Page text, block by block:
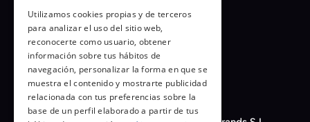
Términos y condiciones
Aviso legal
Política de privacidad
Cookies
Utilizamos cookies propias y de terceros
para analizar el uso del sitio web,
reconocerte como usuario, obtener
información sobre tus hábitos de
navegación, personalizar la forma en que se
muestra el contenido y mostrarte publicidad
relacionada con tus preferencias sobre la
base de un perfil elaborado a partir de tus